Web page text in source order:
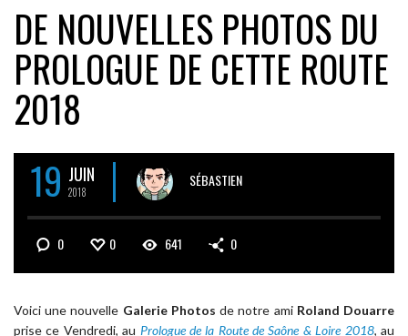
DE NOUVELLES PHOTOS DU
PROLOGUE DE CETTE ROUTE
2018
19 JUIN
2018
SÉBASTIEN
0 0 641 0
Voici une nouvelle Galerie Photos de notre ami Roland Douarre
prise ce Vendredi, au Prologue de la Route de Saône & Loire 2018, au